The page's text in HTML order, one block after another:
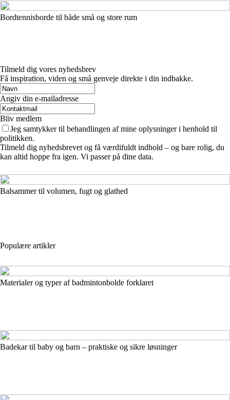
Bordtennisborde til både små og store rum
Tilmeld dig vores nyhedsbrev
Få inspiration, viden og små genveje direkte i din indbakke.
Angiv din e-mailadresse
Bliv medlem
Jeg samtykker til behandlingen af mine oplysninger i henhold til
politikken.
Tilmeld dig nyhedsbrevet og få værdifuldt indhold – og bare rolig, du
kan altid hoppe fra igen. Vi passer på dine data.
Balsammer til volumen, fugt og glathed
Populære artikler
Materialer og typer af badmintonbolde forklaret
Badekar til baby og barn – praktiske og sikre løsninger